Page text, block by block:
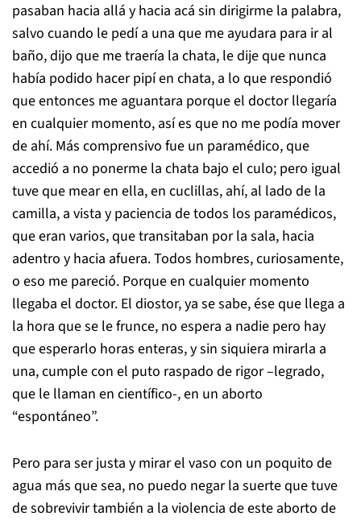
pasaban hacia allá y hacia acá sin dirigirme la palabra,
salvo cuando le pedí a una que me ayudara para ir al
baño, dijo que me traería la chata, le dije que nunca
había podido hacer pipí en chata, a lo que respondió
que entonces me aguantara porque el doctor llegaría
en cualquier momento, así es que no me podía mover
de ahí. Más comprensivo fue un paramédico, que
accedió a no ponerme la chata bajo el culo; pero igual
tuve que mear en ella, en cuclillas, ahí, al lado de la
camilla, a vista y paciencia de todos los paramédicos,
que eran varios, que transitaban por la sala, hacia
adentro y hacia afuera. Todos hombres, curiosamente,
o eso me pareció. Porque en cualquier momento
llegaba el doctor. El diostor, ya se sabe, ése que llega a
la hora que se le frunce, no espera a nadie pero hay
que esperarlo horas enteras, y sin siquiera mirarla a
una, cumple con el puto raspado de rigor –legrado,
que le llaman en científico-, en un aborto
“espontáneo”.
Pero para ser justa y mirar el vaso con un poquito de
agua más que sea, no puedo negar la suerte que tuve
de sobrevivir también a la violencia de este aborto de